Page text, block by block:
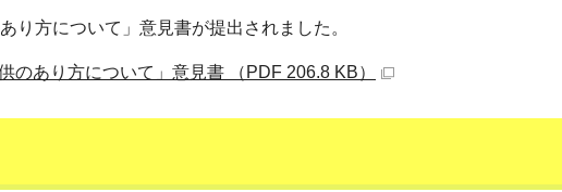
り方について」意見書が提出されました。
のあり方について」意見書 （PDF 206.8 KB）